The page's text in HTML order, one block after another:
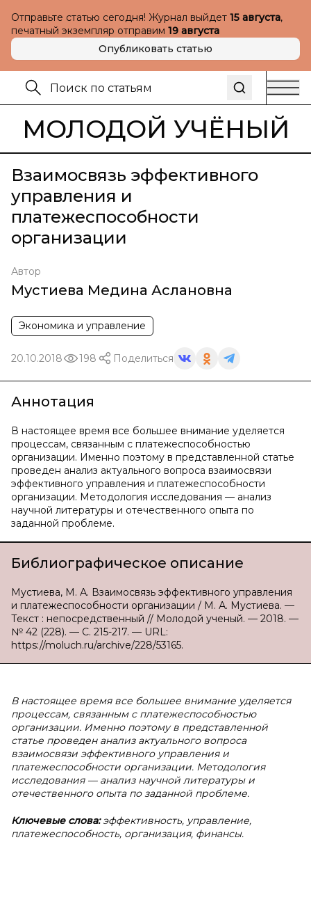
Отправьте статью сегодня! Журнал выйдет 15 августа,
печатный экземпляр отправим 19 августа
Опубликовать статью
МОЛОДОЙ УЧЁНЫЙ
Взаимосвязь эффективного
управления и
платежеспособности
организации
Автор
Мустиева Медина Аслановна
Экономика и управление
20.10.2018 198 Поделиться
Аннотация
В настоящее время все большее внимание уделяется
процессам, связанным с платежеспособностью
организации. Именно поэтому в представленной статье
проведен анализ актуального вопроса взаимосвязи
эффективного управления и платежеспособности
организации. Методология исследования — анализ
научной литературы и отечественного опыта по
заданной проблеме.
Библиографическое описание
Мустиева, М. А. Взаимосвязь эффективного управления
и платежеспособности организации / М. А. Мустиева. —
Текст : непосредственный // Молодой ученый. — 2018. —
№ 42 (228). — С. 215-217. — URL:
https://moluch.ru/archive/228/53165.
В настоящее время все большее внимание уделяется
процессам, связанным с платежеспособностью
организации. Именно поэтому в представленной
статье проведен анализ актуального вопроса
взаимосвязи эффективного управления и
платежеспособности организации. Методология
исследования — анализ научной литературы и
отечественного опыта по заданной проблеме.
Ключевые слова:эффективность, управление,
платежеспособность, организация, финансы.